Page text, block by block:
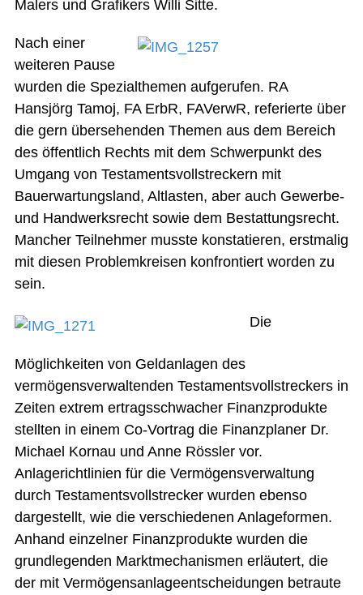
Malers und Grafikers Willi Sitte.
Nach einer
weiteren Pause
wurden die Spezialthemen aufgerufen. RA
Hansjörg Tamoj, FA ErbR, FAVerwR, referierte über
die gern übersehenden Themen aus dem Bereich
des öffentlich Rechts mit dem Schwerpunkt des
Umgang von Testamentsvollstreckern mit
Bauerwartungsland, Altlasten, aber auch Gewerbe-
und Handwerksrecht sowie dem Bestattungsrecht.
Mancher Teilnehmer musste konstatieren, erstmalig
mit diesen Problemkreisen konfrontiert worden zu
sein.
Die
Möglichkeiten von Geldanlagen des
vermögensverwaltenden Testamentsvollstreckers in
Zeiten extrem ertragsschwacher Finanzprodukte
stellten in einem Co-Vortrag die Finanzplaner Dr.
Michael Kornau und Anne Rössler vor.
Anlagerichtlinien für die Vermögensverwaltung
durch Testamentsvollstrecker wurden ebenso
dargestellt, wie die verschiedenen Anlageformen.
Anhand einzelner Finanzprodukte wurden die
grundlegenden Marktmechanismen erläutert, die
der mit Vermögensanlageentscheidungen betraute